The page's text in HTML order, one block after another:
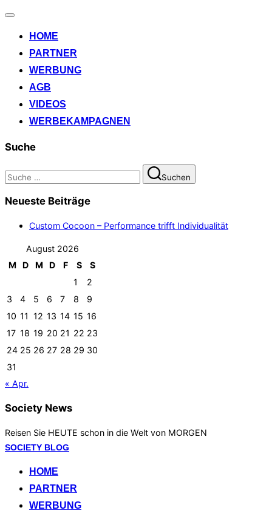
Navigation
HOME
PARTNER
WERBUNG
AGB
VIDEOS
WERBEKAMPAGNEN
Suche
Suchen
nach:
Suchen
Neueste Beiträge
Custom Cocoon – Performance trifft Individualität
August 2026
M
D M D F S
S
1
2
3
4 5 6 7 8
9
10 11 12 13 14 15 16
17 18 19 20 21 22 23
24 25 26 27 28 29 30
31
« Apr.
Society News
Reisen Sie HEUTE schon in die Welt von MORGEN
Zum
springen
SOCIETY BLOG
HOME
PARTNER
WERBUNG